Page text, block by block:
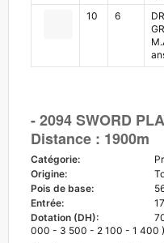
10 6
- 2094 SWORD
Distance : 1900m
Catégorie:
Origine:
Pois de base:
Entrée:
Dotation (DH):
000 - 3 500 - 2 100 - 1 400 )